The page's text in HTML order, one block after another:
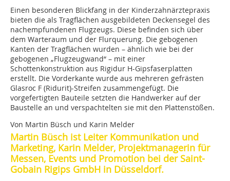
Einen besonderen Blickfang in der Kinderzahnärztepraxis
bieten die als Tragflächen ausgebildeten Deckensegel des
nachempfundenen Flugzeugs. Diese befinden sich über
dem Warteraum und der Flurquerung. Die gebogenen
Kanten der Tragflächen wurden – ähnlich wie bei der
gebogenen „Flugzeugwand“ – mit einer
Schottenkonstruktion aus Rigidur H-Gipsfaserplatten
erstellt. Die Vorderkante wurde aus mehreren gefrästen
Glasroc F (Ridurit)-Streifen zusammengefügt. Die
vorgefertigten Bauteile setzten die Handwerker auf der
Baustelle an und verspachtelten sie mit den Plattenstößen.
Von Martin Büsch und Karin Melder
Martin Büsch ist Leiter Kommunikation und
Marketing, Karin Melder, Projektmanagerin für
Messen, Events und Promotion bei der Saint-
Gobain Rigips GmbH in Düsseldorf.